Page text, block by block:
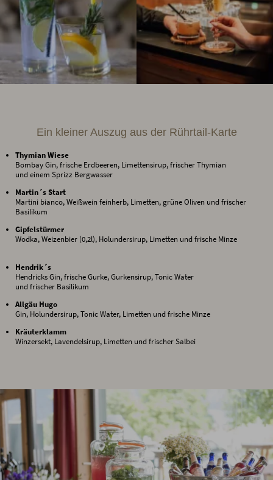
Ein kleiner Auszug aus der Rührtail-Karte
Thymian Wiese
Bombay Gin, frische Erdbeeren, Limettensirup, frischer Thymian
und einem Sprizz Bergwasser
Martin´s Start
Martini bianco, Weißwein feinherb, Limetten, grüne Oliven und frischer
Basilikum
Gipfelstürmer
Wodka, Weizenbier (0,2l), Holundersirup, Limetten und frische Minze
Hendrik´s
Hendricks Gin, frische Gurke, Gurkensirup, Tonic Water
und frischer Basilikum
Allgäu Hugo
Gin, Holundersirup, Tonic Water, Limetten und frische Minze
Kräuterklamm
Winzersekt, Lavendelsirup, Limetten und frischer Salbei